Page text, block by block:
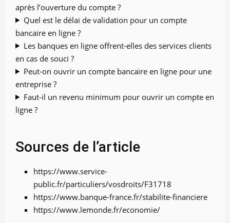
après l’ouverture du compte ?
Quel est le délai de validation pour un compte
bancaire en ligne ?
Les banques en ligne offrent-elles des services clients
en cas de souci ?
Peut-on ouvrir un compte bancaire en ligne pour une
entreprise ?
Faut-il un revenu minimum pour ouvrir un compte en
ligne ?
Sources de l’article
https://www.service-
public.fr/particuliers/vosdroits/F31718
https://www.banque-france.fr/stabilite-financiere
https://www.lemonde.fr/economie/